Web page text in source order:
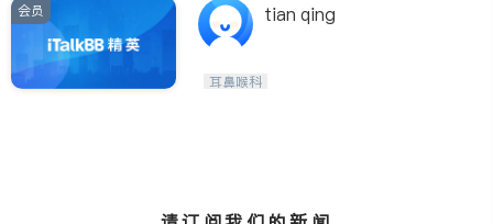
会员 tian qing
耳鼻喉科